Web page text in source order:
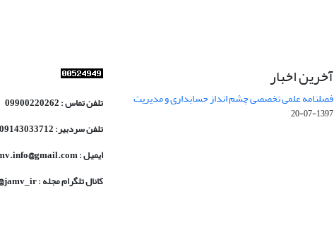
آخرین اخبار
فصلنامه علمی تخصصی چشم انداز حسابداری و مدیریت
1397-07-20
تلفن تماس : 09900220262
تلفن سردبیر: 09143033712
ایمیل : jamv.info@gmail.com
کانال تلگرام مجله : jamv_ir@